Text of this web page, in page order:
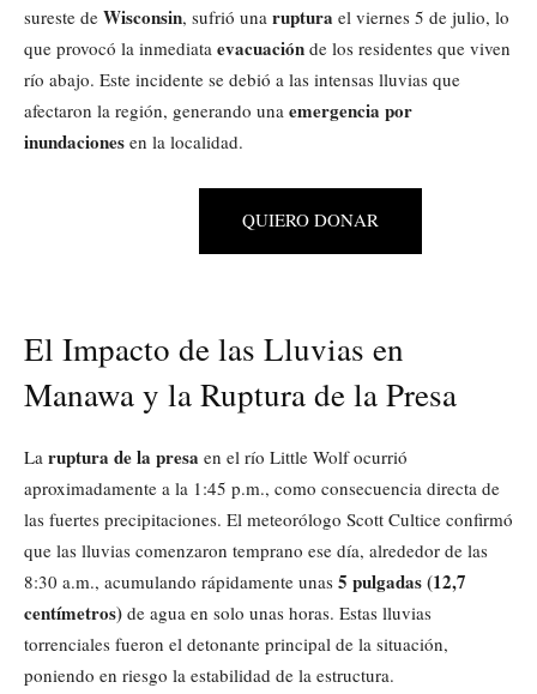
sureste de Wisconsin, sufrió una ruptura el viernes 5 de julio, lo
que provocó la inmediata evacuación de los residentes que viven
río abajo. Este incidente se debió a las intensas lluvias que
afectaron la región, generando una emergencia por
inundaciones en la localidad.
QUIERO DONAR
El Impacto de las Lluvias en
Manawa y la Ruptura de la Presa
La ruptura de la presa en el río Little Wolf ocurrió
aproximadamente a la 1:45 p.m., como consecuencia directa de
las fuertes precipitaciones. El meteorólogo Scott Cultice confirmó
que las lluvias comenzaron temprano ese día, alrededor de las
8:30 a.m., acumulando rápidamente unas 5 pulgadas (12,7
centímetros) de agua en solo unas horas. Estas lluvias
torrenciales fueron el detonante principal de la situación,
poniendo en riesgo la estabilidad de la estructura.